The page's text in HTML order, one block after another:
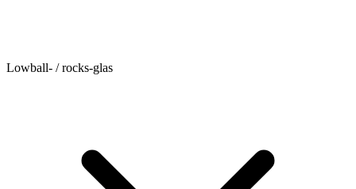
Lowball- / rocks-glas